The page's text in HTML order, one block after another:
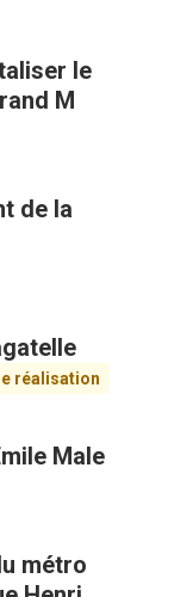
le
M
de la
réalisation
Male
métro